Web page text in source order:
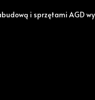
i sprzętami AGD